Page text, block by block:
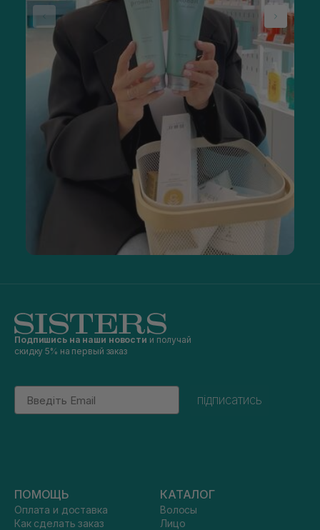
Подпишись на наши новости и получай
скидку 5% на первый заказ
Email
підписатись
ПОМОЩЬ
Оплата и доставка
Как сделать заказ
КАТАЛОГ
Волосы
Лицо